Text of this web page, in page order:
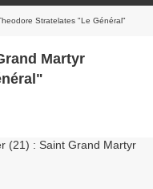
Stratelates "Le Général"
Martyr